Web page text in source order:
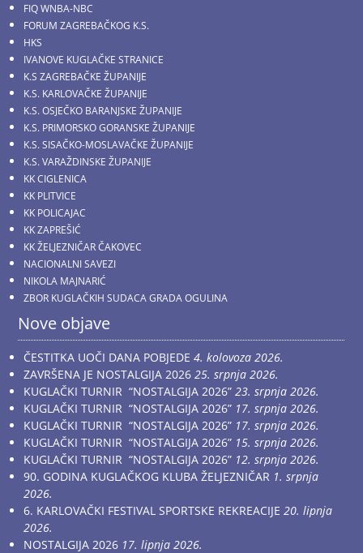
FIQ WNBA-NBC
FORUM ZAGREBAČKOG K.S.
HKS
IVANOVE KUGLAČKE STRANICE
K.S ZAGREBAČKE ŽUPANIJE
K.S. KARLOVAČKE ŽUPANIJE
K.S. OSJEČKO BARANJSKE ŽUPANIJE
K.S. PRIMORSKO GORANSKE ŽUPANIJE
K.S. SISAČKO-MOSLAVAČKE ŽUPANIJE
K.S. VARAŽDINSKE ŽUPANIJE
KK CIGLENICA
KK PLITVICE
KK POLICAJAC
KK ZAPREŠIĆ
KK ŽELJEZNIČAR ČAKOVEC
NACIONALNI SAVEZI
NIKOLA MAJNARIĆ
ZBOR KUGLAČKIH SUDACA GRADA OGULINA
Nove objave
ČESTITKA UOČI DANA POBJEDE 4. kolovoza 2026.
ZAVRŠENA JE NOSTALGIJA 2026 25. srpnja 2026.
KUGLAČKI TURNIR “NOSTALGIJA 2026” 23. srpnja 2026.
KUGLAČKI TURNIR “NOSTALGIJA 2026” 17. srpnja 2026.
KUGLAČKI TURNIR “NOSTALGIJA 2026” 17. srpnja 2026.
KUGLAČKI TURNIR “NOSTALGIJA 2026” 15. srpnja 2026.
KUGLAČKI TURNIR “NOSTALGIJA 2026” 12. srpnja 2026.
90. GODINA KUGLAČKOG KLUBA ŽELJEZNIČAR 1. srpnja
2026.
6. KARLOVAČKI FESTIVAL SPORTSKE REKREACIJE 20. lipnja
2026.
NOSTALGIJA 2026 17. lipnja 2026.